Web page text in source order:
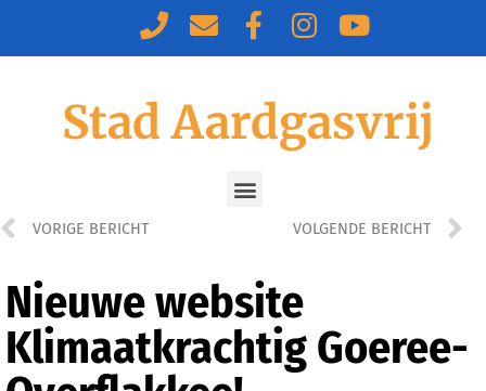
Stad Aardgasvrij
VORIGE BERICHT VOLGENDE BERICHT
Nieuwe website
Klimaatkrachtig Goeree-